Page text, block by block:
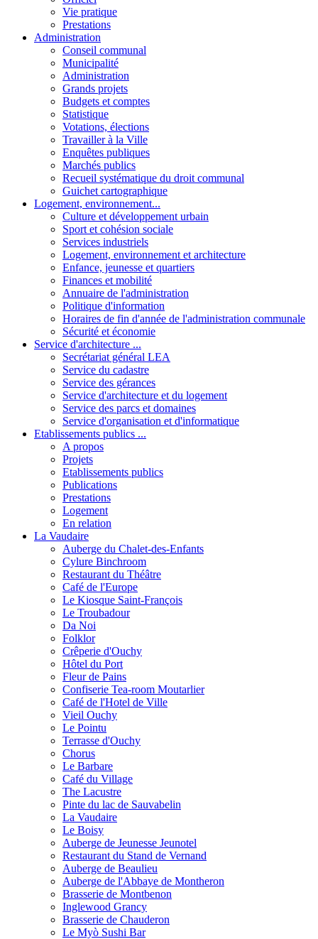
Vie pratique
Prestations
Administration
Conseil communal
Municipalité
Administration
Grands projets
Budgets et comptes
Statistique
Votations, élections
Travailler à la Ville
Enquêtes publiques
Marchés publics
Recueil systématique du droit communal
Guichet cartographique
Logement, environnement...
Culture et développement urbain
Sport et cohésion sociale
Services industriels
Logement, environnement et architecture
Enfance, jeunesse et quartiers
Finances et mobilité
Annuaire de l'administration
Politique d'information
Horaires de fin d'année de l'administration communale
Sécurité et économie
Service d'architecture ...
Secrétariat général LEA
Service du cadastre
Service des gérances
Service d'architecture et du logement
Service des parcs et domaines
Service d'organisation et d'informatique
Etablissements publics ...
A propos
Projets
Etablissements publics
Publications
Prestations
Logement
En relation
La Vaudaire
Auberge du Chalet-des-Enfants
Cylure Binchroom
Restaurant du Théâtre
Café de l'Europe
Le Kiosque Saint-François
Le Troubadour
Da Noi
Folklor
Crêperie d'Ouchy
Hôtel du Port
Fleur de Pains
Confiserie Tea-room Moutarlier
Café de l'Hotel de Ville
Vieil Ouchy
Le Pointu
Terrasse d'Ouchy
Chorus
Le Barbare
Café du Village
The Lacustre
Pinte du lac de Sauvabelin
La Vaudaire
Le Boisy
Auberge de Jeunesse Jeunotel
Restaurant du Stand de Vernand
Auberge de Beaulieu
Auberge de l'Abbaye de Montheron
Brasserie de Montbenon
Inglewood Grancy
Brasserie de Chauderon
Le Myò Sushi Bar